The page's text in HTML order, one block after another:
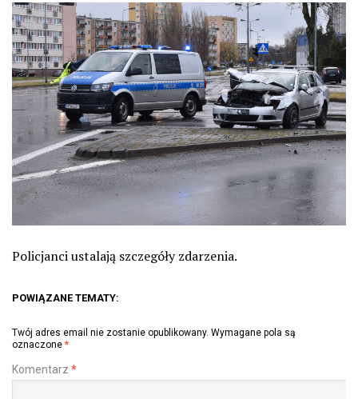
Policjanci ustalają szczegóły zdarzenia.
POWIĄZANE TEMATY:
Twój adres email nie zostanie opublikowany. Wymagane pola są
oznaczone *
Komentarz *